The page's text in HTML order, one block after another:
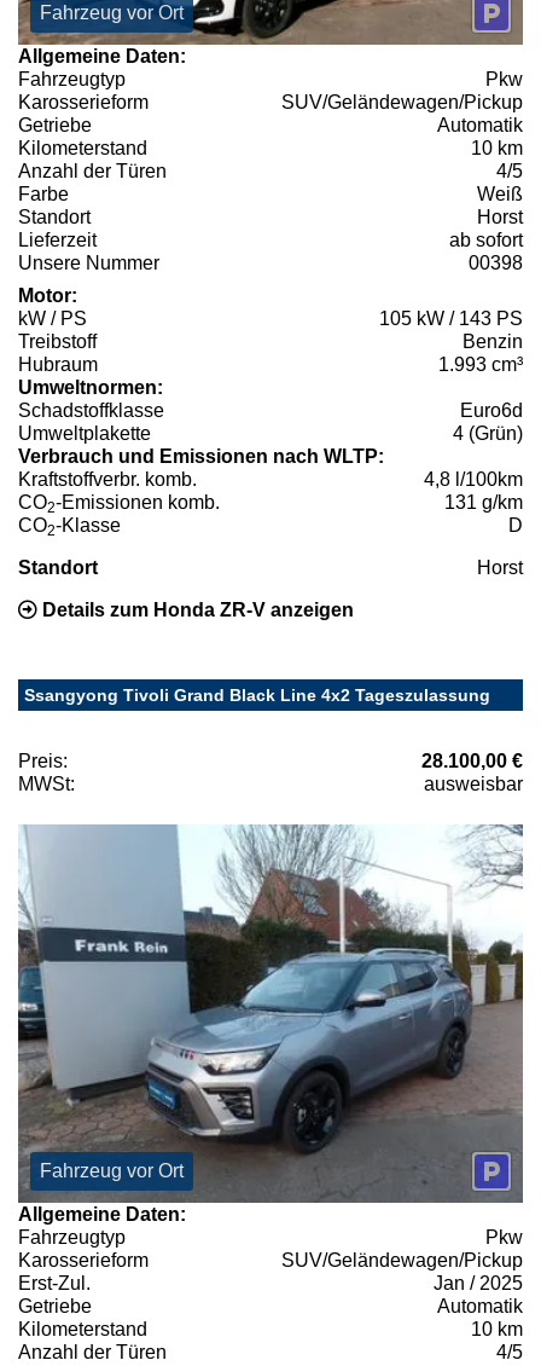
Fahrzeug vor Ort
Allgemeine Daten:
Fahrzeugtyp
Pkw
Karosserieform
SUV/Geländewagen/Pickup
Getriebe
Automatik
Kilometerstand
10 km
Anzahl der Türen
4/5
Farbe
Weiß
Standort
Horst
Lieferzeit
ab sofort
Unsere Nummer
00398
Motor:
kW / PS
105 kW / 143 PS
Treibstoff
Benzin
Hubraum
1.993 cm³
Umweltnormen:
Schadstoffklasse
Euro6d
Umweltplakette
4 (Grün)
Verbrauch und Emissionen nach WLTP:
Kraftstoffverbr. komb.
4,8 l/100km
CO2-Emissionen komb.
131 g/km
CO2-Klasse D
Standort Horst
Details zum Honda ZR-V anzeigen
Ssangyong Tivoli Grand Black Line 4x2 Tageszulassung
Preis:
28.100,00 €
MWSt:
ausweisbar
Fahrzeug vor Ort
Allgemeine Daten:
Fahrzeugtyp
Pkw
Karosserieform
SUV/Geländewagen/Pickup
Erst-Zul.
Jan / 2025
Getriebe
Automatik
Kilometerstand
10 km
Anzahl der Türen
4/5